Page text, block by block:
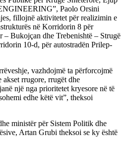
Paolo Orsini
fillojnë aktivitetet për realizimin e
në Korridorin 8 për
– Bukojçan dhe Trebenishtë – Strugë
10-d, për autostradën Prilep-
vazhdojmë ta përforcojmë
rrugore, rrugët dhe
një nga prioritetet kryesore në të
edhe këtë vit”, theksoi
ministër për Sistem Politik dhe
Artan Grubi theksoi se ky është